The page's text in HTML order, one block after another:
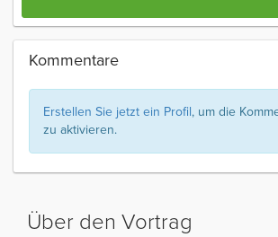
Kommentare
Erstellen Sie jetzt ein Profil, um die
zu aktivieren.
Über den Vortrag